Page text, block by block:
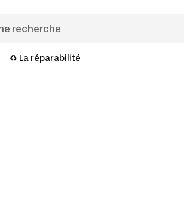
♻️ La réparabilité